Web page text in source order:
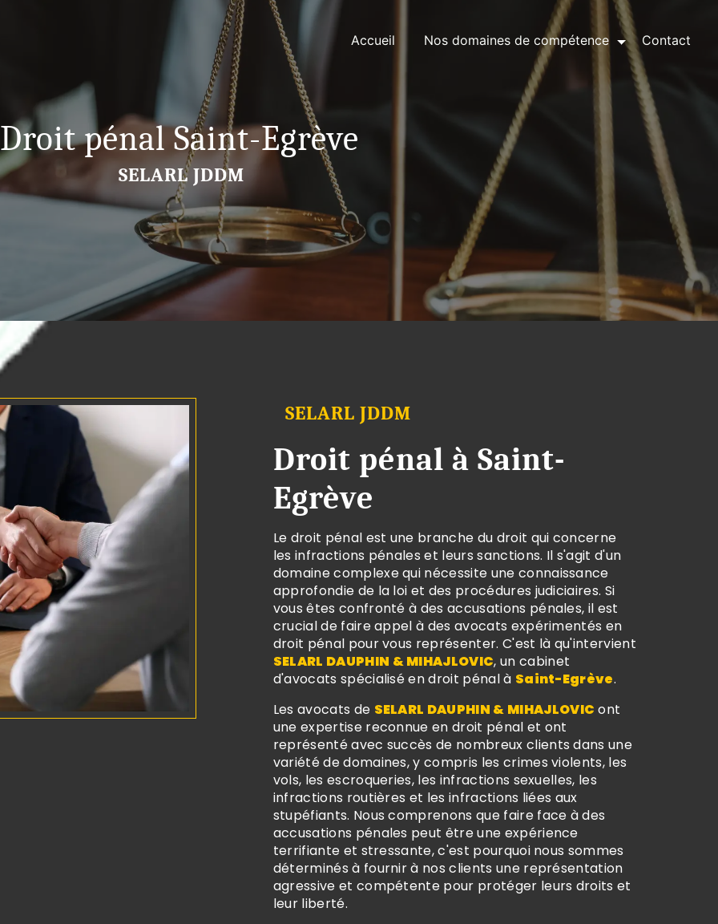
Accueil Nos domaines de compétence Contact
Droit pénal Saint-Egrève
SELARL JDDM
SELARL JDDM
Droit pénal à Saint-
Egrève
Le droit pénal est une branche du droit qui concerne
les infractions pénales et leurs sanctions. Il s'agit d'un
domaine complexe qui nécessite une connaissance
approfondie de la loi et des procédures judiciaires. Si
vous êtes confronté à des accusations pénales, il est
crucial de faire appel à des avocats expérimentés en
droit pénal pour vous représenter. C'est là qu'intervient
SELARL DAUPHIN & MIHAJLOVIC, un cabinet
d'avocats spécialisé en droit pénal à Saint-Egrève.
Les avocats de SELARL DAUPHIN & MIHAJLOVIC ont
une expertise reconnue en droit pénal et ont
représenté avec succès de nombreux clients dans une
variété de domaines, y compris les crimes violents, les
vols, les escroqueries, les infractions sexuelles, les
infractions routières et les infractions liées aux
stupéfiants. Nous comprenons que faire face à des
accusations pénales peut être une expérience
terrifiante et stressante, c'est pourquoi nous sommes
déterminés à fournir à nos clients une représentation
agressive et compétente pour protéger leurs droits et
leur liberté.